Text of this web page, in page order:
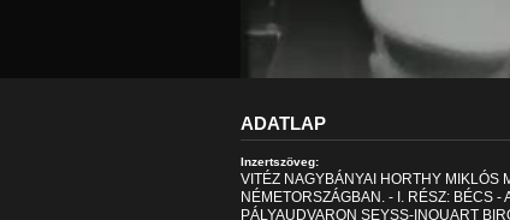
ADATLAP
Inzertszöveg:
VITÉZ NAGYBÁNYAI HORTHY MIKLÓS
NÉMETORSZÁGBAN. - I. RÉSZ: BÉCS -
PÁLYAUDVARON SEYSS-INQUART